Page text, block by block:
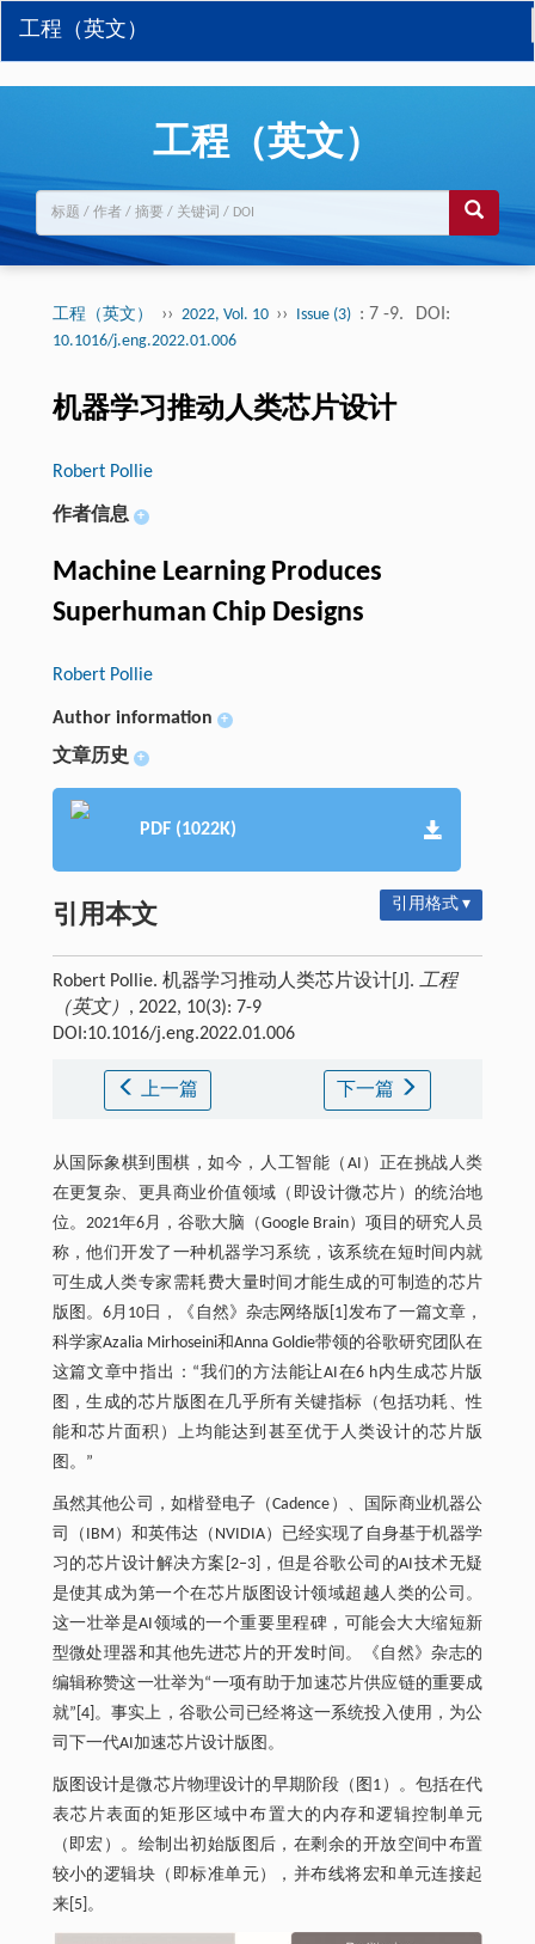
工程（英文）
工程（英文）
工程（英文） ›› 2022, Vol. 10 ›› Issue (3) : 7 -9. DOI:
10.1016/j.eng.2022.01.006
机器学习推动人类芯片设计
Robert Pollie
作者信息 +
Machine Learning Produces
Superhuman Chip Designs
Robert Pollie
Author information +
文章历史 +
PDF (1022K)
引用本文 引用格式 ▾
Robert Pollie. 机器学习推动人类芯片设计[J]. 工程
（英文） , 2022, 10(3): 7-9
DOI:10.1016/j.eng.2022.01.006
上一篇 下一篇
从国际象棋到围棋，如今，人工智能（AI）正在挑战人类
在更复杂、更具商业价值领域（即设计微芯片）的统治地
位。2021年6月，谷歌大脑（Google Brain）项目的研究人员
称，他们开发了一种机器学习系统，该系统在短时间内就
可生成人类专家需耗费大量时间才能生成的可制造的芯片
版图。6月10日，《自然》杂志网络版[1]发布了一篇文章，
科学家Azalia Mirhoseini和Anna Goldie带领的谷歌研究团队在
这篇文章中指出：“我们的方法能让AI在6 h内生成芯片版
图，生成的芯片版图在几乎所有关键指标（包括功耗、性
能和芯片面积）上均能达到甚至优于人类设计的芯片版
图。”
虽然其他公司，如楷登电子（Cadence）、国际商业机器公
司（IBM）和英伟达（NVIDIA）已经实现了自身基于机器学
习的芯片设计解决方案[2‒3]，但是谷歌公司的AI技术无疑
是使其成为第一个在芯片版图设计领域超越人类的公司。
这一壮举是AI领域的一个重要里程碑，可能会大大缩短新
型微处理器和其他先进芯片的开发时间。《自然》杂志的
编辑称赞这一壮举为“一项有助于加速芯片供应链的重要成
就”[4]。事实上，谷歌公司已经将这一系统投入使用，为公
司下一代AI加速芯片设计版图。
版图设计是微芯片物理设计的早期阶段（图1）。包括在代
表芯片表面的矩形区域中布置大的内存和逻辑控制单元
（即宏）。绘制出初始版图后，在剩余的开放空间中布置
较小的逻辑块（即标准单元），并布线将宏和单元连接起
来[5]。